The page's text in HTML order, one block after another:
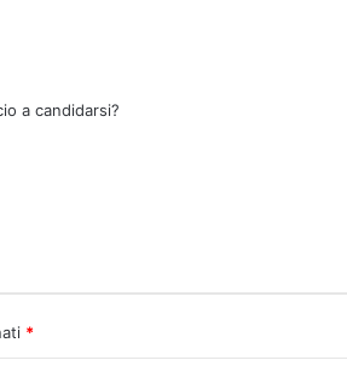
a candidarsi?
*